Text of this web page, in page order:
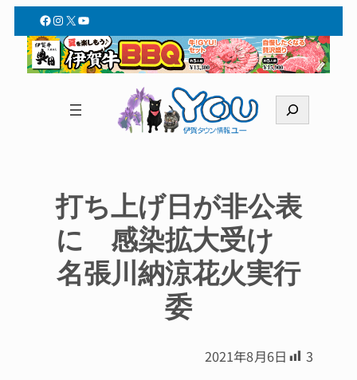
Facebook
Instagram
X YouTube
索
打ち上げ日が非公表
に 感染拡大受け
名張川納涼花火実行
委
2021年8月6日 3